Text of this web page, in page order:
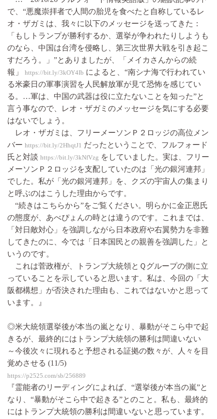
で、“悪魔崇拝者で人間の胎児を食べたと自称しているレ
オ・ザガミは、我々に以下のメッセージを送ってきた：
「もしトランプが勝利するか、選挙が争われたりしようも
のなら、中国は台湾を侵略し、第三次世界大戦を引き起こ
すだろう。」”とありましたが、「メイカさんからの続
報」
https://bit.ly/3kOY4Ib によると、“南シナ海で行われてい
る米豪日の軍事演習を人民解放軍が見て恐怖を感じてい
る。…軍は、中国の武器は役に立たないことを知った”と
言う事なので、レオ・ザガミのメッセージを気にする必要
はないでしょう。
レオ・ザガミは、フリーメーソンＰ２ロッジの高位メン
バー https://bit.ly/2HhqtJ1 だったということで、フルフォード
氏と対談 https://bit.ly/3kNfVzg をしていました。実は、フリー
メーソンＰ２ロッジを支配していたのは「光の銀河連邦」
でした。私が「光の銀河連邦」を、クズの宇宙人の集まり
と呼ぶのはこうした理由からです。
“続きはこちらから”をご覧ください。明らかに金正恩氏
の態度が、あべぴょんの時とは違うのです。これまでは、
「対日敵対心」を強調しながら日本政府や右翼勢力を非難
してきたのに、今では「日本国民との親善を強調した」と
いうのです。
これは菅政権が、トランプ大統領とＱグループの側に立
っていることを示していると思います。私は、今回の「大
阪都構想」が否決された理由も、これではないかと思って
います。』
◎米大統領選挙後が本当の嵐となり、暴動がそこら中で起
きるが、最終的にはトランプ大統領の勝利は間違いない
～今後次々に現れると予想される証拠の数々が、人々を目
覚めさせる (11/5)
https://p2525.com/sb/256889
『霊能者のリーディングによれば、“選挙後が本当の嵐”と
なり、“暴動がそこら中で起きる”とのこと。私も、最終的
にはトランプ大統領の勝利は間違いないと思っています。